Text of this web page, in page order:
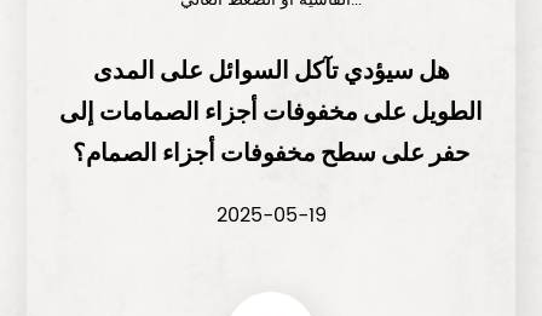
هل سيؤدي تآكل السوائل على المدى
الطويل على مخفوفات أجزاء الصمامات إلى
حفر على سطح مخفوفات أجزاء الصمام؟
2025-05-19